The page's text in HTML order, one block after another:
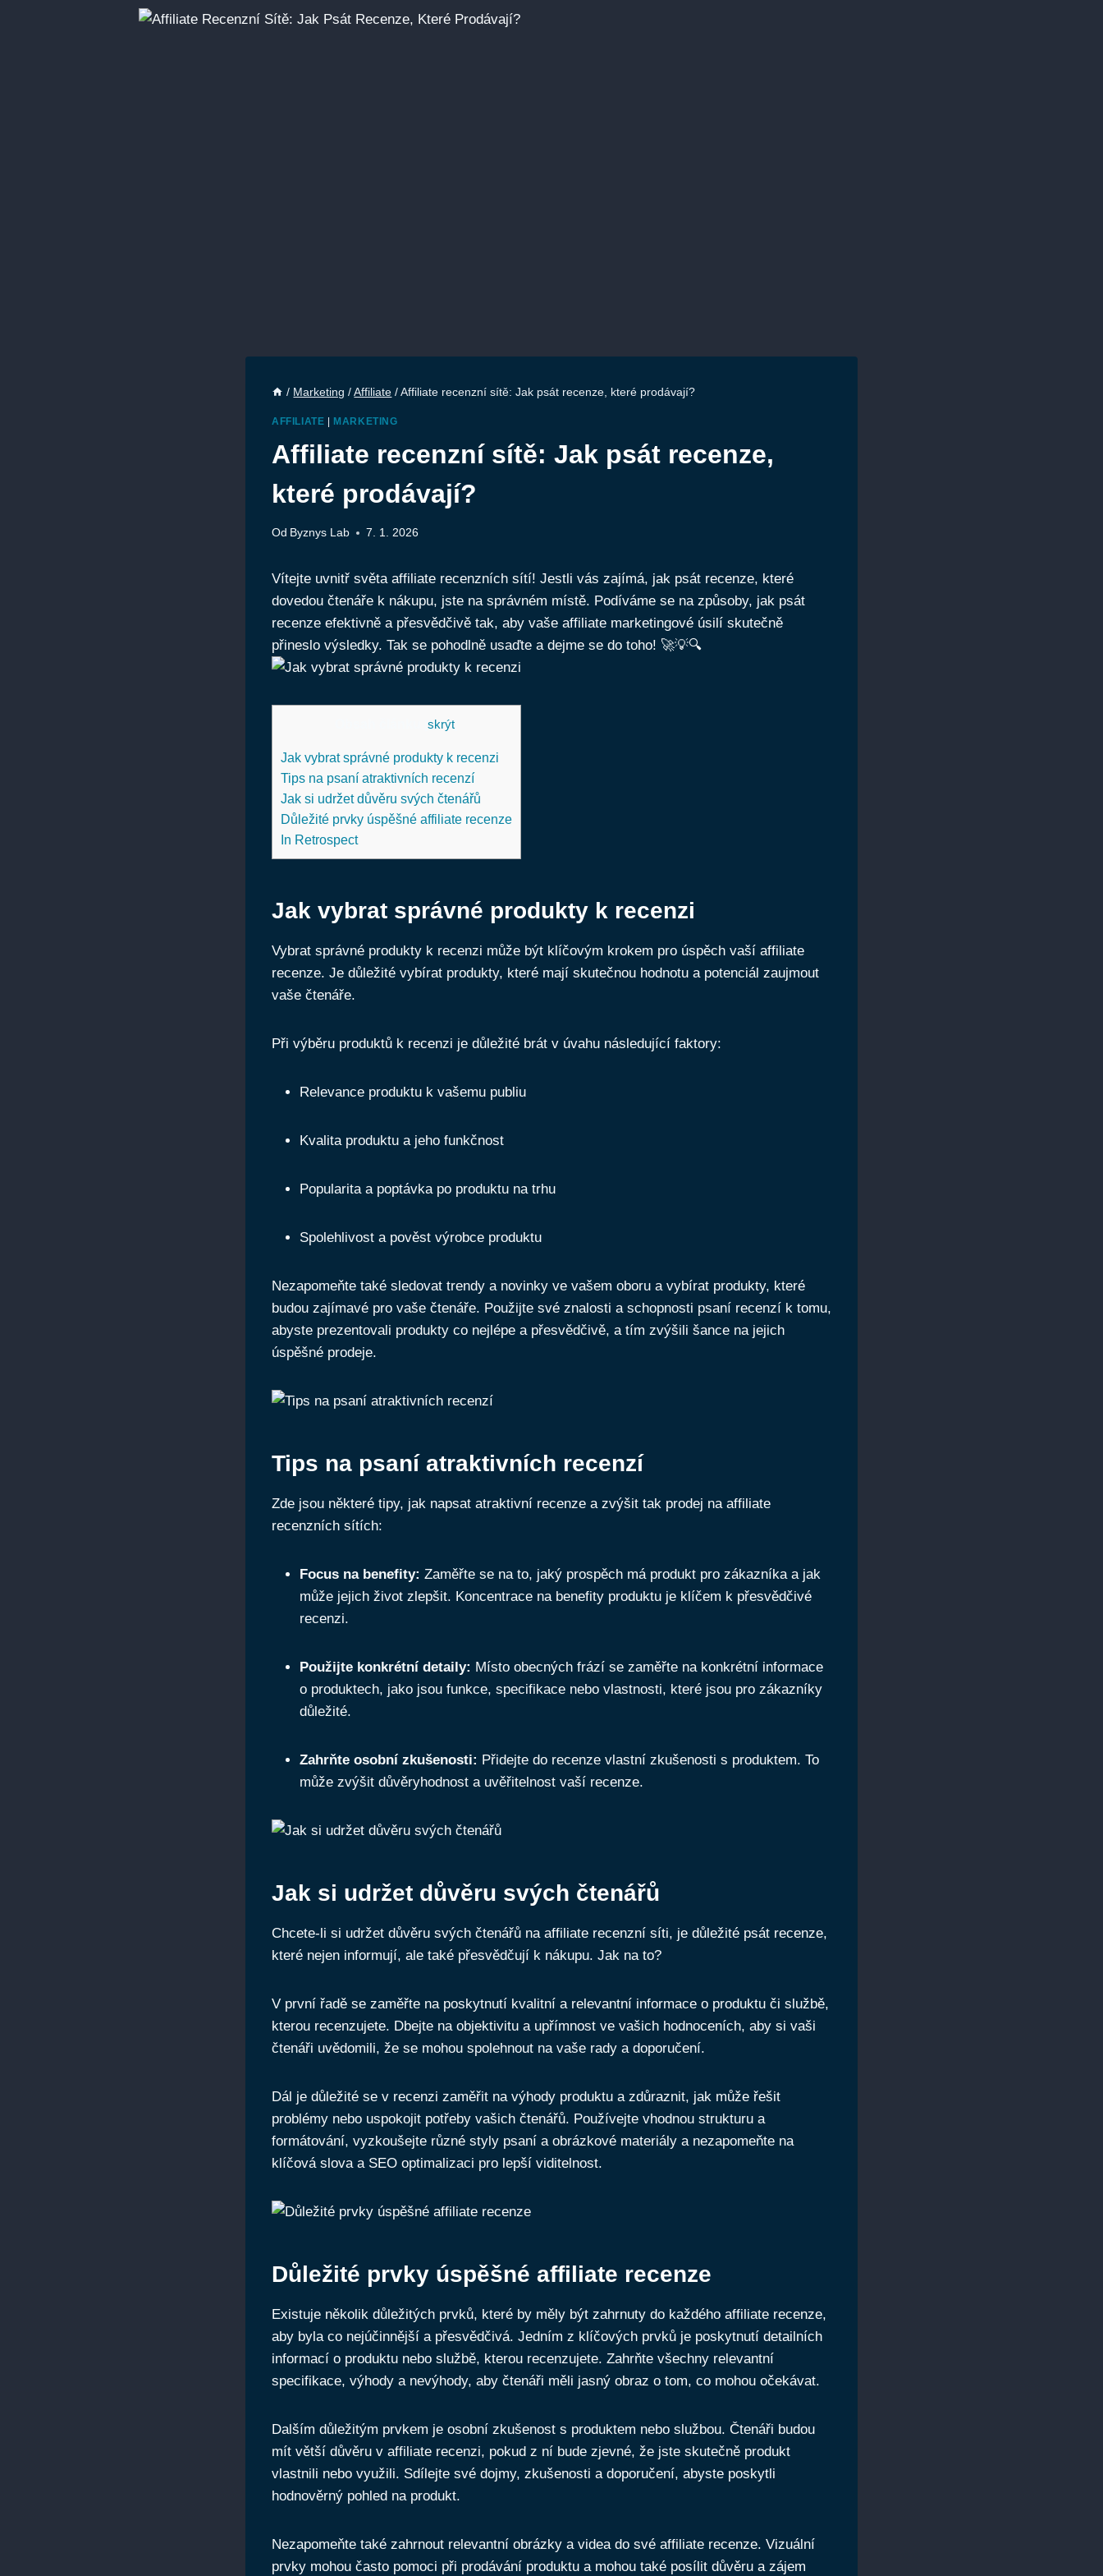
/ Marketing / Affiliate / Affiliate recenzní sítě: Jak psát recenze, které prodávají?
AFFILIATE | MARKETING
Affiliate recenzní sítě: Jak psát recenze,
které prodávají?
Od Byznys Lab 7. 1. 2026
Vítejte uvnitř světa affiliate recenzních sítí! Jestli vás zajímá, jak psát recenze, které
dovedou čtenáře k nákupu, jste na správném místě. Podíváme se na způsoby, jak psát
recenze efektivně a přesvědčivě tak, aby vaše affiliate marketingové úsilí skutečně
přineslo výsledky. Tak se pohodlně usaďte a dejme se do toho! 🚀💡🔍
skrýt
Jak vybrat správné produkty k recenzi
Tips na psaní atraktivních recenzí
Jak si udržet důvěru svých čtenářů
Důležité prvky úspěšné affiliate recenze
In Retrospect
Jak vybrat správné produkty k recenzi
Vybrat správné produkty k recenzi může být klíčovým krokem pro úspěch vaší affiliate
recenze. Je důležité vybírat produkty, které mají skutečnou hodnotu a potenciál zaujmout
vaše čtenáře.
Při výběru produktů k recenzi je důležité brát v úvahu následující faktory:
Relevance produktu k vašemu publiu
Kvalita produktu a jeho funkčnost
Popularita a poptávka po produktu na trhu
Spolehlivost a pověst výrobce produktu
Nezapomeňte také sledovat trendy a novinky ve vašem oboru a vybírat produkty, které
budou zajímavé pro vaše čtenáře. Použijte své znalosti a schopnosti psaní recenzí k tomu,
abyste prezentovali produkty co nejlépe a přesvědčivě, a tím zvýšili šance na jejich
úspěšné prodeje.
Tips na psaní atraktivních recenzí
Zde jsou některé tipy, jak napsat atraktivní recenze a zvýšit tak prodej na affiliate
recenzních sítích:
Focus na benefity: Zaměřte se na to, jaký prospěch má produkt pro zákazníka a jak
může jejich život zlepšit. Koncentrace na benefity produktu je klíčem k přesvědčivé
recenzi.
Použijte konkrétní detaily: Místo obecných frází se zaměřte na konkrétní informace
o produktech, jako jsou funkce, specifikace nebo vlastnosti, které jsou pro zákazníky
důležité.
Zahrňte osobní zkušenosti: Přidejte do recenze vlastní zkušenosti s produktem. To
může zvýšit důvěryhodnost a uvěřitelnost vaší recenze.
Jak si udržet důvěru svých čtenářů
Chcete-li si udržet důvěru svých čtenářů na affiliate recenzní síti, je důležité psát recenze,
které nejen informují, ale také přesvědčují k nákupu. Jak na to?
V první řadě se zaměřte na poskytnutí kvalitní a relevantní informace o produktu či službě,
kterou recenzujete. Dbejte na objektivitu a upřímnost ve vašich hodnoceních, aby si vaši
čtenáři uvědomili, že se mohou spolehnout na vaše rady a doporučení.
Dál je důležité se v recenzi zaměřit na výhody produktu a zdůraznit, jak může řešit
problémy nebo uspokojit potřeby vašich čtenářů. Používejte vhodnou strukturu a
formátování, vyzkoušejte různé styly psaní a obrázkové materiály a nezapomeňte na
klíčová slova a SEO optimalizaci pro lepší viditelnost.
Důležité prvky úspěšné affiliate recenze
Existuje několik důležitých prvků, které by měly být zahrnuty do každého affiliate recenze,
aby byla co nejúčinnější a přesvědčivá. Jedním z klíčových prvků je poskytnutí detailních
informací o produktu nebo službě, kterou recenzujete. Zahrňte všechny relevantní
specifikace, výhody a nevýhody, aby čtenáři měli jasný obraz o tom, co mohou očekávat.
Dalším důležitým prvkem je osobní zkušenost s produktem nebo službou. Čtenáři budou
mít větší důvěru v affiliate recenzi, pokud z ní bude zjevné, že jste skutečně produkt
vlastnili nebo využili. Sdílejte své dojmy, zkušenosti a doporučení, abyste poskytli
hodnověrný pohled na produkt.
Nezapomeňte také zahrnout relevantní obrázky a videa do své affiliate recenze. Vizuální
prvky mohou často pomoci při prodávání produktu a mohou také posílit důvěru a zájem